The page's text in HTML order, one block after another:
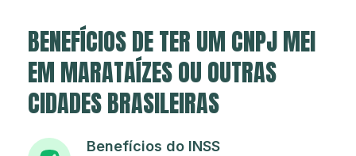
BENEFÍCIOS DE TER UM CNPJ MEI
EM MARATAÍZES OU OUTRAS
CIDADES BRASILEIRAS
Benefícios do INSS